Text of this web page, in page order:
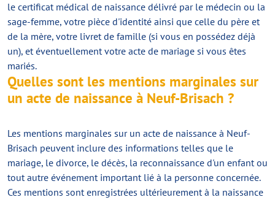
le certificat médical de naissance délivré par le médecin ou la
sage-femme, votre pièce d'identité ainsi que celle du père et
de la mère, votre livret de famille (si vous en possédez déjà
un), et éventuellement votre acte de mariage si vous êtes
mariés.
Quelles sont les mentions marginales sur
un acte de naissance à Neuf-Brisach ?
Les mentions marginales sur un acte de naissance à Neuf-
Brisach peuvent inclure des informations telles que le
mariage, le divorce, le décès, la reconnaissance d'un enfant ou
tout autre événement important lié à la personne concernée.
Ces mentions sont enregistrées ultérieurement à la naissance